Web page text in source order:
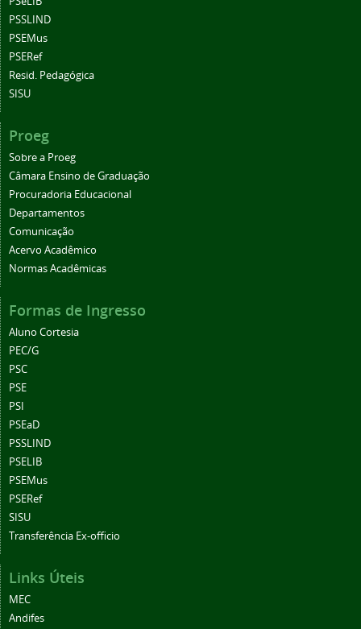
PSSLIND
PSEMus
PSERef
Resid. Pedagógica
SISU
Proeg
Sobre a Proeg
Câmara Ensino de Graduação
Procuradoria Educacional
Departamentos
Comunicação
Acervo Acadêmico
Normas Acadêmicas
Formas de Ingresso
Aluno Cortesia
PEC/G
PSC
PSE
PSI
PSEaD
PSSLIND
PSELIB
PSEMus
PSERef
SISU
Transferência Ex-officio
Links Úteis
MEC
Andifes